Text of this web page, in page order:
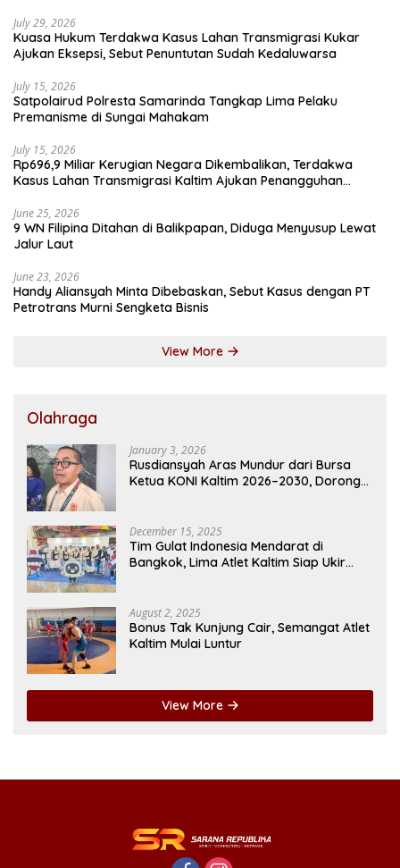
July 29, 2026
Kuasa Hukum Terdakwa Kasus Lahan Transmigrasi Kukar
Ajukan Eksepsi, Sebut Penuntutan Sudah Kedaluwarsa
July 15, 2026
Satpolairud Polresta Samarinda Tangkap Lima Pelaku
Premanisme di Sungai Mahakam
July 15, 2026
Rp696,9 Miliar Kerugian Negara Dikembalikan, Terdakwa
Kasus Lahan Transmigrasi Kaltim Ajukan Penangguhan
June 25, 2026
9 WN Filipina Ditahan di Balikpapan, Diduga Menyusup Lewat
Jalur Laut
June 23, 2026
Handy Aliansyah Minta Dibebaskan, Sebut Kasus dengan PT
Petrotrans Murni Sengketa Bisnis
View More
Olahraga
January 3, 2026
Rusdiansyah Aras Mundur dari Bursa
Ketua KONI Kaltim 2026–2030, Dorong
December 15, 2025
Tim Gulat Indonesia Mendarat di
Bangkok, Lima Atlet Kaltim Siap Ukir
August 2, 2025
Bonus Tak Kunjung Cair, Semangat Atlet
Kaltim Mulai Luntur
View More